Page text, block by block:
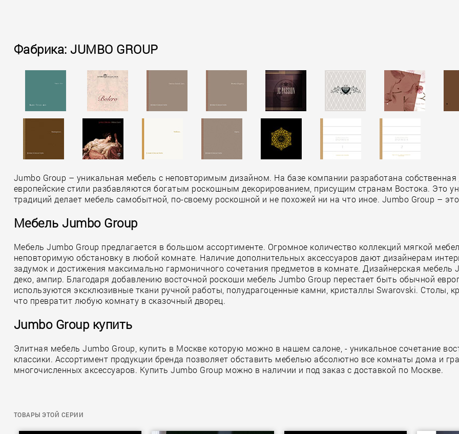
Фабрика: JUMBO GROUP
Jumbo Group – уникальная мебель с неповторимым дизайном. На базе компании разработана собственная
европейские стили разбавляются богатым роскошным декорированием, присущим странам Востока. Это
традиций делает мебель самобытной, по-своему роскошной и не похожей ни на что иное. Jumbo Group –
Мебель Jumbo Group
Мебель Jumbo Group предлагается в большом ассортименте. Огромное количество коллекций мягкой
неповторимую обстановку в любой комнате. Наличие дополнительных аксессуаров дают дизайнерам
задумок и достижения максимально гармоничного сочетания предметов в комнате. Дизайнерская мебель
деко, ампир. Благодаря добавлению восточной роскоши мебель Jumbo Group перестает быть обычной
используются эксклюзивные ткани ручной работы, полудрагоценные камни, кристаллы Swarovski. Столы,
что превратит любую комнату в сказочный дворец.
Jumbo Group купить
Элитная мебель Jumbo Group, купить в Москве которую можно в нашем салоне, - уникальное сочетание
классики. Ассортимент продукции бренда позволяет обставить мебелью абсолютно все комнаты дома и
многочисленных аксессуаров. Купить Jumbo Group можно в наличии и под заказ с доставкой по Москве.
ТОВАРЫ ЭТОЙ СЕРИИ